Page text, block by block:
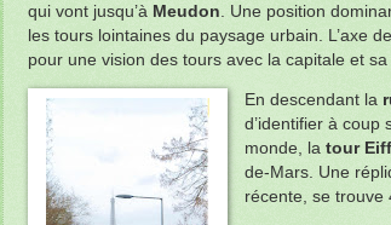
qui vont jusqu’à Meudon . Une position
les tours lointaines du paysage urbain. L’axe
pour une vision des tours avec la capitale et sa
En descendant la
d’identifier à coup
monde, la tour
de-Mars. Une
récente, se trouve